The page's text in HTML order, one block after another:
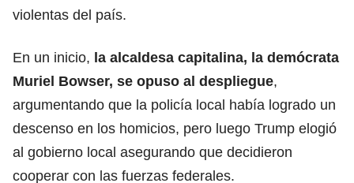
violentas del país.
En un inicio, la alcaldesa capitalina, la demócrata
Muriel Bowser, se opuso al despliegue,
argumentando que la policía local había logrado un
descenso en los homicios, pero luego Trump elogió
al gobierno local asegurando que decidieron
cooperar con las fuerzas federales.